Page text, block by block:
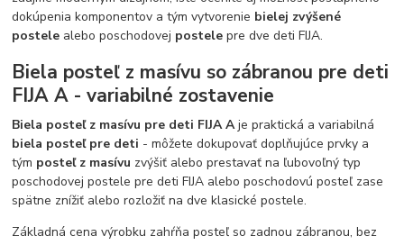
dokúpenia komponentov a tým vytvorenie bielej zvýšené
postele alebo poschodovej postele pre dve deti FIJA.
Biela posteľ z masívu so zábranou pre deti
FIJA A - variabilné zostavenie
Biela posteľ z masívu pre deti FIJA Aje praktická a variabilná
biela posteľ pre deti - môžete dokupovať doplňujúce prvky a
tým posteľ z masívu zvýšiť alebo prestavať na ľubovoľný typ
poschodovej postele pre deti FIJA alebo poschodovú posteľ zase
spätne znížiť alebo rozložiť na dve klasické postele.
Základná cena výrobku zahŕňa posteľ so zadnou zábranou, bez